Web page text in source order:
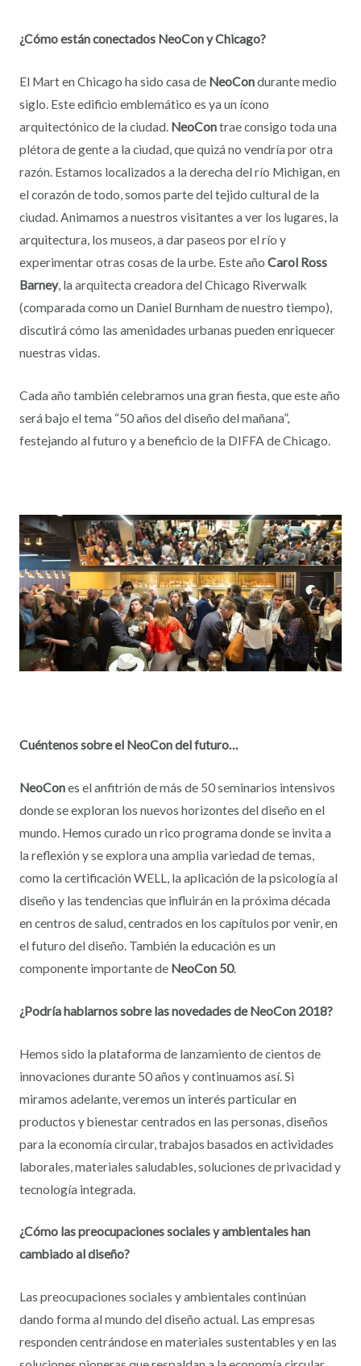
¿Cómo están conectados NeoCon y Chicago?
El Mart en Chicago ha sido casa de NeoCondurante medio
siglo. Este edificio emblemático es ya un ícono
arquitectónico de la ciudad. NeoContrae consigo toda una
plétora de gente a la ciudad, que quizá no vendría por otra
razón. Estamos localizados a la derecha del río Michigan, en
el corazón de todo, somos parte del tejido cultural de la
ciudad. Animamos a nuestros visitantes a ver los lugares, la
arquitectura, los museos, a dar paseos por el río y
experimentar otras cosas de la urbe. Este año Carol Ross
Barney, la arquitecta creadora del Chicago Riverwalk
(comparada como un Daniel Burnham de nuestro tiempo),
discutirá cómo las amenidades urbanas pueden enriquecer
nuestras vidas.
Cada año también celebramos una gran fiesta, que este año
será bajo el tema “50 años del diseño del mañana”,
festejando al futuro y a beneficio de la DIFFA de Chicago.
Cuéntenos sobre el NeoCon del futuro…
NeoCones el anfitrión de más de 50 seminarios intensivos
donde se exploran los nuevos horizontes del diseño en el
mundo. Hemos curado un rico programa donde se invita a
la reflexión y se explora una amplia variedad de temas,
como la certificación WELL, la aplicación de la psicología al
diseño y las tendencias que influirán en la próxima década
en centros de salud, centrados en los capítulos por venir, en
el futuro del diseño. También la educación es un
componente importante de NeoCon 50.
¿Podría hablarnos sobre las novedades de NeoCon 2018?
Hemos sido la plataforma de lanzamiento de cientos de
innovaciones durante 50 años y continuamos así. Si
miramos adelante, veremos un interés particular en
productos y bienestar centrados en las personas, diseños
para la economía circular, trabajos basados en actividades
laborales, materiales saludables, soluciones de privacidad y
tecnología integrada.
¿Cómo las preocupaciones sociales y ambientales han
cambiado al diseño?
Las preocupaciones sociales y ambientales continúan
dando forma al mundo del diseño actual. Las empresas
responden centrándose en materiales sustentables y en las